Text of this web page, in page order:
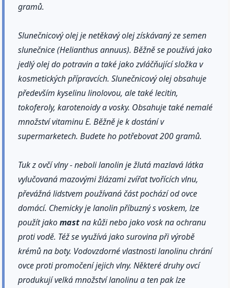
gramů.
Slunečnicový olej je netěkavý olej získávaný ze semen
slunečnice (Helianthus annuus). Běžně se používá jako
jedlý olej do potravin a také jako zvláčňující složka v
kosmetických přípravcích. Slunečnicový olej obsahuje
především kyselinu linolovou, ale také lecitin,
tokoferoly, karotenoidy a vosky. Obsahuje také nemalé
množství vitaminu E. Běžně je k dostání v
supermarketech. Budete ho potřebovat 200 gramů.
Tuk z ovčí vlny - neboli lanolin je žlutá mazlavá látka
vylučovaná mazovými žlázami zvířat tvořících vlnu,
převážná lidstvem používaná část pochází od ovce
domácí. Chemicky je lanolin příbuzný s voskem, lze
použít jakomastna kůži nebo jako vosk na ochranu
proti vodě. Též se využívá jako surovina při výrobě
krémů na boty. Vodovzdorné vlastnosti lanolinu chrání
ovce proti promočení jejich vlny. Některé druhy ovcí
produkují velká množství lanolinu a ten pak lze